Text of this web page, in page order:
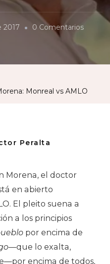
2017 0 ComentariosEn
Monreal vs AMLO
Peralta
Morena, el doctor
en abierto
El pleito suena a
a los principios
por encima de
—que lo exalta,
encima de todos,